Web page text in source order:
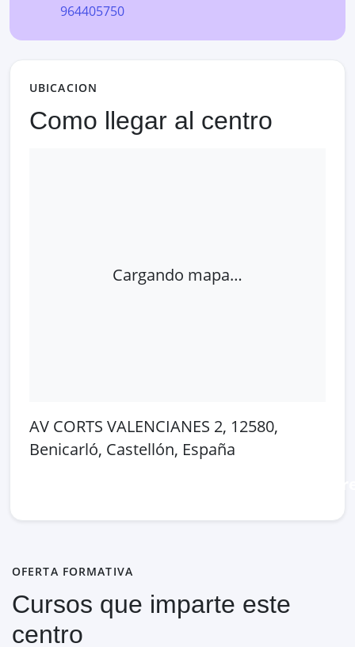
964405750
UBICACION
Como llegar al centro
Cargando mapa…
AV CORTS VALENCIANES 2, 12580,
Benicarló, Castellón, España
OFERTA FORMATIVA
Cursos que imparte este
centro